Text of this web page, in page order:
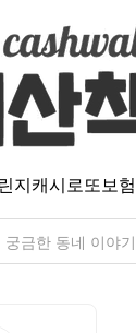
지캐시로또보험